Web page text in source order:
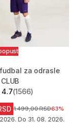
za odrasle
4.7
from 1566
(1566)
Cena pre sniženja
1.499,00 RSD63%
Do 31. 08. 2026.